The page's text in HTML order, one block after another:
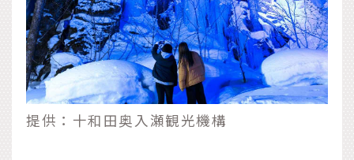
提供：十和田奥入瀬観光機構